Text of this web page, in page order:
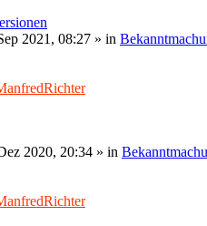
2021, 08:27 » in
2020, 20:34 » in